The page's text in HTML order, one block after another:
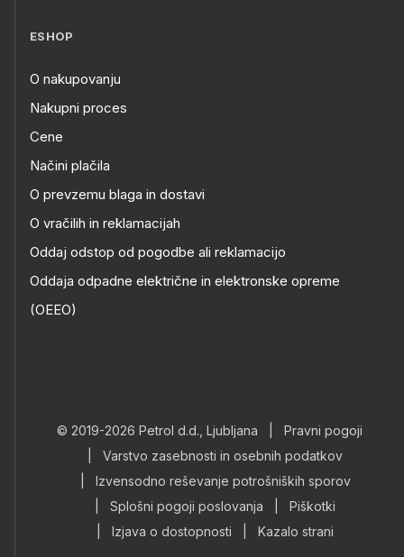
ESHOP
O nakupovanju
Nakupni proces
Cene
Načini plačila
O prevzemu blaga in dostavi
O vračilih in reklamacijah
Oddaj odstop od pogodbe ali reklamacijo
Oddaja odpadne električne in elektronske opreme
(OEEO)
© 2019-2026 Petrol d.d., Ljubljana
Pravni pogoji
Varstvo zasebnosti in osebnih podatkov
Izvensodno reševanje potrošniških sporov
Splošni pogoji poslovanja
Piškotki
Izjava o dostopnosti Kazalo strani